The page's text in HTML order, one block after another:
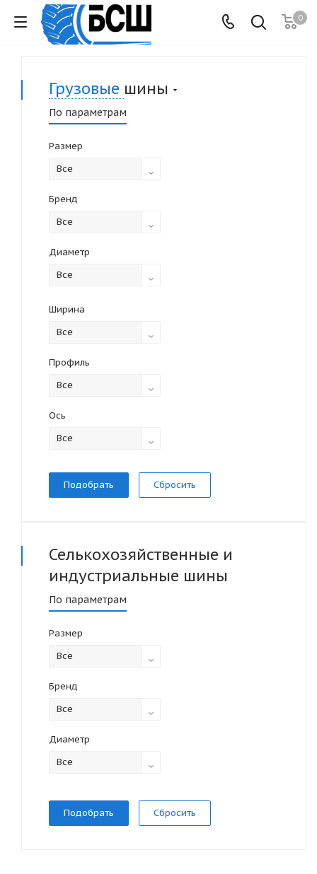
0
Грузовые шины
По параметрам
Размер
Все
Бренд
Все
Диаметр
Все
Ширина
Все
Профиль
Все
Ось
Все
Сбросить
Селькохозяйственные и
индустриальные шины
По параметрам
Размер
Все
Бренд
Все
Диаметр
Все
Сбросить